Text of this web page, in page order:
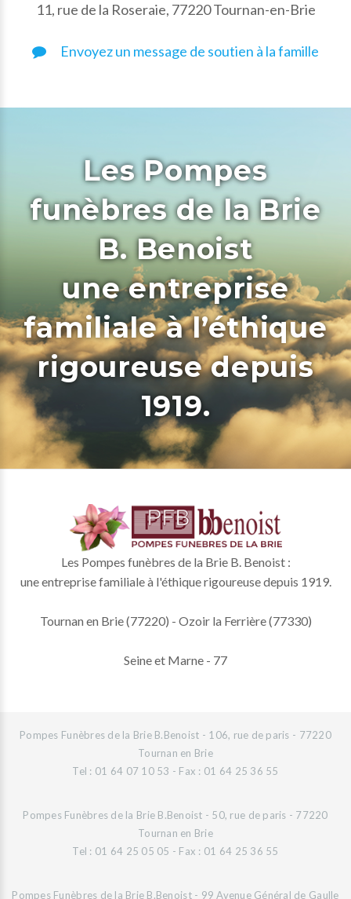
11, rue de la Roseraie, 77220 Tournan-en-Brie
Envoyez un message de soutien à la famille
Les Pompes
funèbres de la Brie
B. Benoist
une entreprise
familiale à l’éthique
rigoureuse depuis
1919.
Les Pompes funèbres de la Brie B. Benoist :
une entreprise familiale à l'éthique rigoureuse depuis 1919.
Tournan en Brie (77220) - Ozoir la Ferrière (77330)
Seine et Marne - 77
Pompes Funèbres de la Brie B.Benoist - 106, rue de paris - 77220
Tournan en Brie
Tel : 01 64 07 10 53 - Fax : 01 64 25 36 55
Pompes Funèbres de la Brie B.Benoist - 50, rue de paris - 77220
Tournan en Brie
Tel : 01 64 25 05 05 - Fax : 01 64 25 36 55
Pompes Funèbres de la Brie B.Benoist - 99 Avenue Général de Gaulle